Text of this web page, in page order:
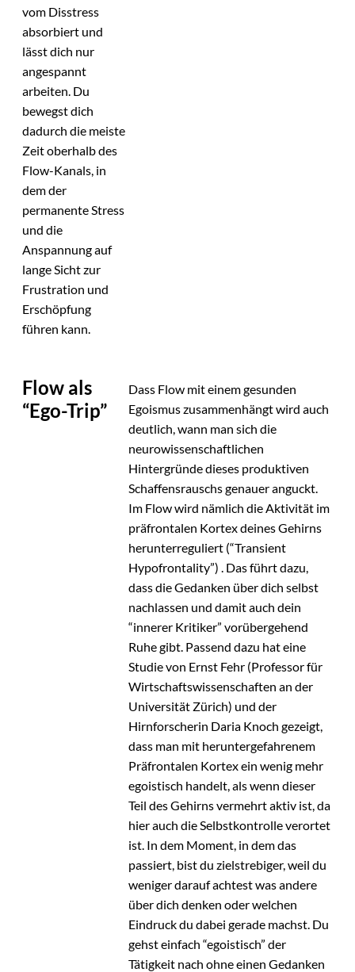
vom Disstress
absorbiert und
lässt dich nur
angespannt
arbeiten. Du
bewegst dich
dadurch die meiste
Zeit oberhalb des
Flow-Kanals, in
dem der
permanente Stress
und die
Anspannung auf
lange Sicht zur
Frustration und
Erschöpfung
führen kann.
Flow als
“Ego-Trip”
Dass Flow mit einem gesunden
Egoismus zusammenhängt wird auch
deutlich, wann man sich die
neurowissenschaftlichen
Hintergründe dieses produktiven
Schaffensrauschs genauer anguckt.
Im Flow wird nämlich die Aktivität im
präfrontalen Kortex deines Gehirns
herunterreguliert (“Transient
Hypofrontality”) . Das führt dazu,
dass die Gedanken über dich selbst
nachlassen und damit auch dein
“innerer Kritiker” vorübergehend
Ruhe gibt. Passend dazu hat eine
Studie von Ernst Fehr (Professor für
Wirtschaftswissenschaften an der
Universität Zürich) und der
Hirnforscherin Daria Knoch gezeigt,
dass man mit heruntergefahrenem
Präfrontalen Kortex ein wenig mehr
egoistisch handelt, als wenn dieser
Teil des Gehirns vermehrt aktiv ist, da
hier auch die Selbstkontrolle verortet
ist. In dem Moment, in dem das
passiert, bist du zielstrebiger, weil du
weniger darauf achtest was andere
über dich denken oder welchen
Eindruck du dabei gerade machst. Du
gehst einfach “egoistisch” der
Tätigkeit nach ohne einen Gedanken